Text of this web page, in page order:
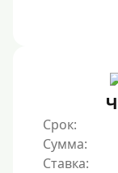
Срок:
Сумма:
Ставка: